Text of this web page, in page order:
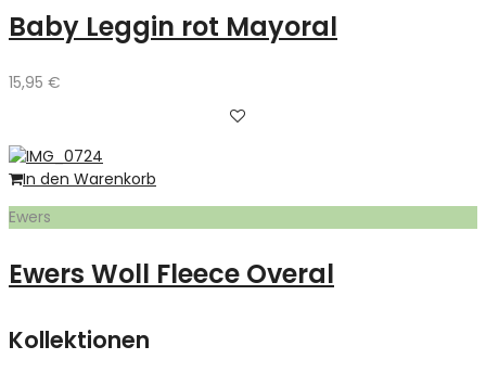
Baby Leggin rot Mayoral
15,95 €
In den Warenkorb
Ewers
Ewers Woll Fleece Overal
Kollektionen